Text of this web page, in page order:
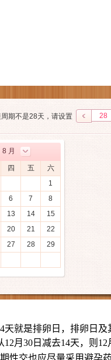
就是排卵日，排卵日
月30日减去14天，则
性交也应尽量采用避孕